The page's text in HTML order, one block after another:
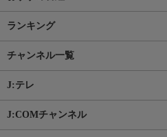
ランキング
チャンネル一覧
J:テレ
J:COMチャンネル